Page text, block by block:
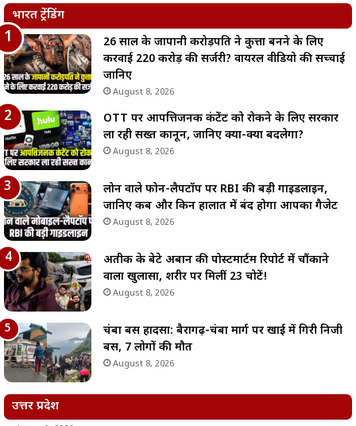
भारत ट्रेंडिंग
26 साल के जापानी करोड़पति ने कुत्ता बनने के लिए
करवाई 220 करोड़ की सर्जरी? वायरल वीडियो की सच्चाई
जानिए
August 8, 2026
OTT पर आपत्तिजनक कंटेंट को रोकने के लिए सरकार
ला रही सख्त कानून, जानिए क्या-क्या बदलेगा?
August 8, 2026
लोन वाले फोन-लैपटॉप पर RBI की बड़ी गाइडलाइन,
जानिए कब और किन हालात में बंद होगा आपका गैजेट
August 8, 2026
अतीक के बेटे अबान की पोस्टमार्टम रिपोर्ट में चौंकाने
वाला खुलासा, शरीर पर मिलीं 23 चोटें!
August 8, 2026
चंबा बस हादसा: बैरागढ़-चंबा मार्ग पर खाई में गिरी निजी
बस, 7 लोगों की मौत
August 8, 2026
उत्तर प्रदेश